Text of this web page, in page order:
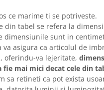
ce marime ti se potriveste.
din tabel se refera la
dimensiunile sunt in
va asigura ca articolul de
oferindu-va lejeritate,
fie mai mici decat cele din
sa retineti ca pot exista